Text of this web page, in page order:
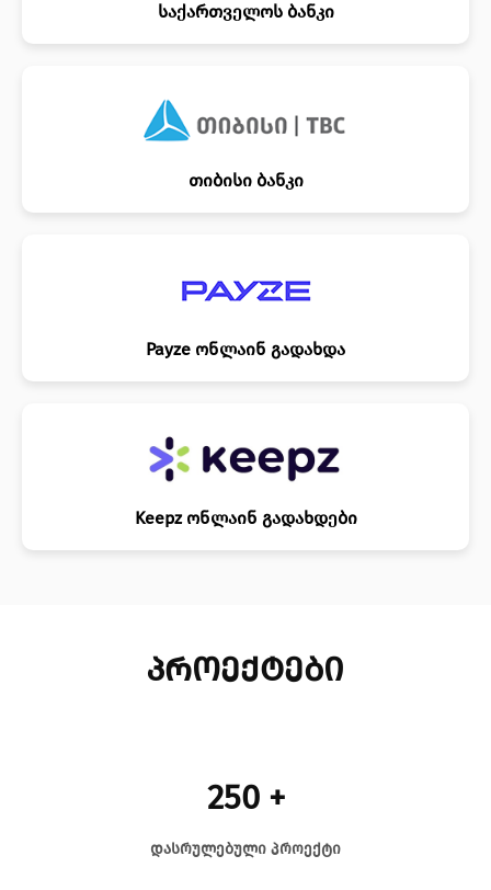
საქართველოს ბანკი
თიბისი ბანკი
Payze ონლაინ გადახდა
Keepz ონლაინ გადახდები
პროექტები
250 +
დასრულებული პროექტი